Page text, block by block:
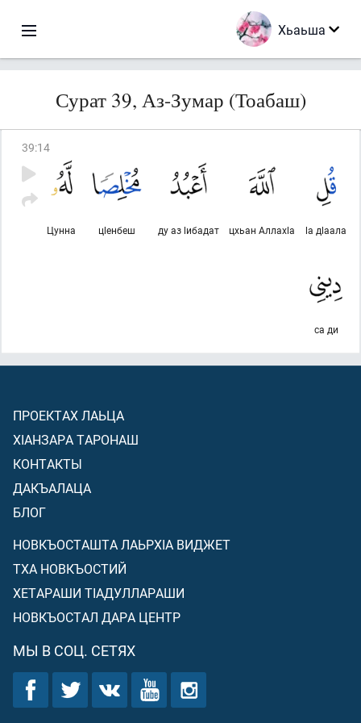
Хьаьша
Сурат 39, Аз-Зумар (Тоабаш)
39:14
lа дlаала
цхьан Аллахlа
ду аз lибадат
цlенбеш
Цунна
са ди
ПРОЕКТАХ ЛАЬЦА
ХIАНЗАРА ТАРОНАШ
КОНТАКТЫ
ДАКЪАЛАЦА
БЛОГ
НОВКЪОСТАШТА ЛАЬРХIА ВИДЖЕТ
ТХА НОВКЪОСТИЙ
ХЕТАРАШИ ТIАДУЛЛАРАШИ
НОВКЪОСТАЛ ДАРА ЦЕНТР
МЫ В СОЦ. СЕТЯХ